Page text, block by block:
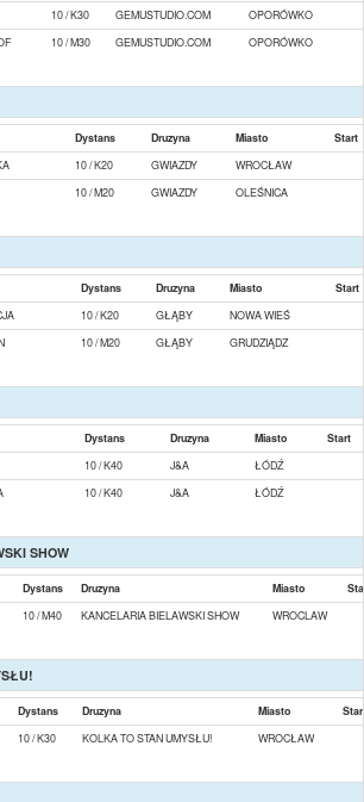
10 / K30 GEMUSTUDIO.COM
OPORÓWKO
10 / M30 GEMUSTUDIO.COM OPORÓWKO
Dystans Druzyna Miasto
Start
10 / K20 GWIAZDY
WROCŁAW
10 / M20 GWIAZDY OLEŚNICA
Dystans Druzyna Miasto
Start
10 / K20 GŁĄBY
NOWA WIEŚ
10 / M20 GŁĄBY GRUDZIĄDZ
Dystans Druzyna Miasto
Start
10 / K40 J&A
ŁÓDŹ
10 / K40 J&A ŁÓDŹ
SHOW
Dystans Druzyna Miasto
10 / M40 KANCELARIA BIELAWSKI SHOW WROCLAW
Dystans Druzyna Miasto
10 / K30 KOLKA TO STAN UMYSŁU! WROCŁAW